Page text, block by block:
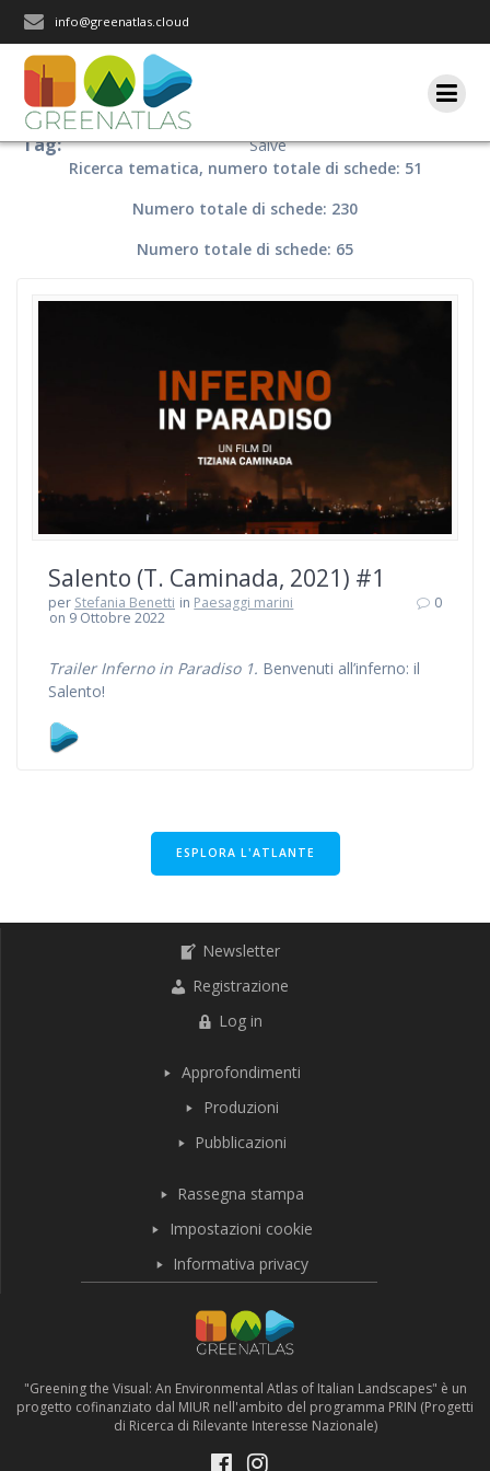
info@greenatlas.cloud
Tag:
Salve
Ricerca tematica, numero totale di schede: 51
Numero totale di schede: 230
Numero totale di schede: 65
Salento (T. Caminada, 2021) #1
per Stefania Benetti in Paesaggi marini
on 9 Ottobre 2022
0
Trailer Inferno in Paradiso 1. Benvenuti all’inferno: il
Salento!
ESPLORA L'ATLANTE
Newsletter
Registrazione
Log in
Approfondimenti
Produzioni
Pubblicazioni
Rassegna stampa
Impostazioni cookie
Informativa privacy
"Greening the Visual: An Environmental Atlas of Italian Landscapes" è un
progetto cofinanziato dal MIUR nell'ambito del programma PRIN (Progetti
di Ricerca di Rilevante Interesse Nazionale)